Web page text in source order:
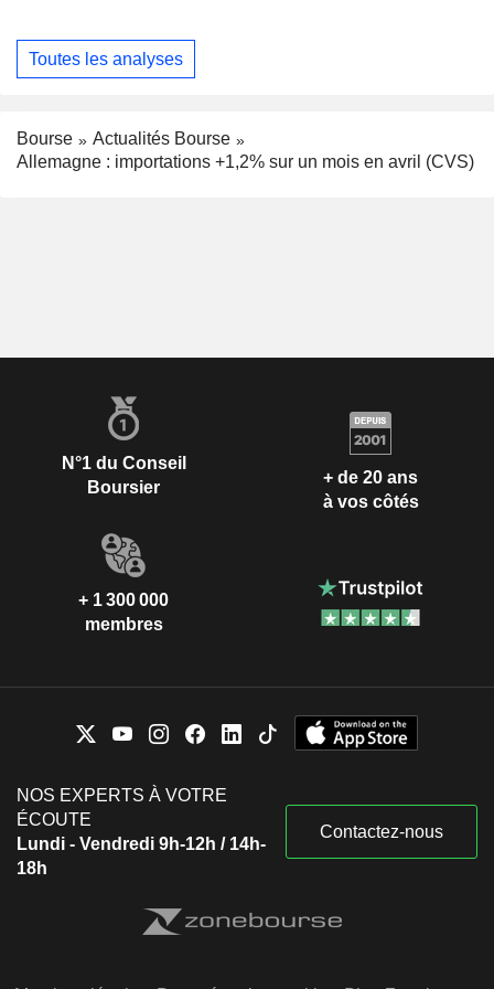
Toutes les analyses
Bourse
Actualités Bourse
Allemagne : importations +1,2% sur un mois en avril (CVS)
N°1 du Conseil
Boursier
+ de 20 ans
à vos côtés
+ 1 300 000
membres
NOS EXPERTS À VOTRE
ÉCOUTE
Lundi - Vendredi 9h-12h / 14h-
18h
Contactez-nous